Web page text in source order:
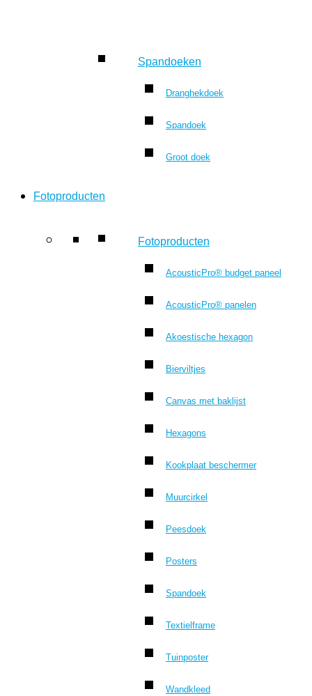
Spandoeken
Dranghekdoek
Spandoek
Groot doek
Fotoproducten
Fotoproducten
AcousticPro® budget paneel
AcousticPro® panelen
Akoestische hexagon
Bierviltjes
Canvas met baklijst
Hexagons
Kookplaat beschermer
Muurcirkel
Peesdoek
Posters
Spandoek
Textielframe
Tuinposter
Wandkleed